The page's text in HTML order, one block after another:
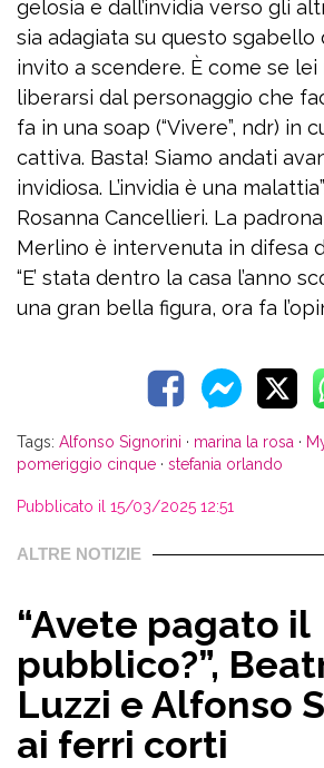
gelosia e dall’invidia verso gli
sia adagiata su questo sgabello
invito a scendere. È come se lei
liberarsi dal personaggio che
fa in una soap (“Vivere”, ndr) in
cattiva. Basta! Siamo andati
invidiosa. L’invidia è una
Rosanna Cancellieri. La
Merlino è intervenuta in difesa
“E’ stata dentro la casa l’anno
una gran bella figura, ora fa
Tags: Alfonso Signorini · marina la rosa ·
pomeriggio cinque · stefania orlando
Pubblicato il 15/03/2025 12:51
ALTRE NOTIZIE
“Avete pagato il
pubblico?”,
Luzzi e Alfonso
ai ferri corti